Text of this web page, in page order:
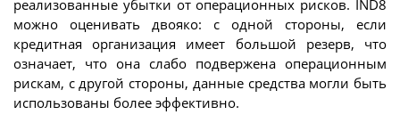
реализованные убытки от операционных рисков. IND8
можно оценивать двояко: с одной стороны, если
кредитная организация имеет большой резерв, что
означает, что она слабо подвержена операционным
рискам, с другой стороны, данные средства могли быть
использованы более эффективно.